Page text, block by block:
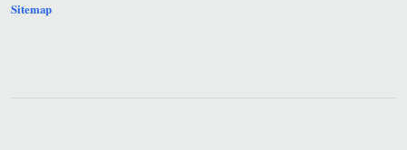
Sitemap